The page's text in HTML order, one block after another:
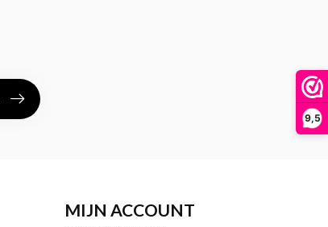
9,5
MIJN ACCOUNT